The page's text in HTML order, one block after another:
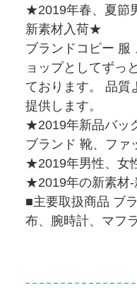
★2019年春、夏節
新素材入荷★
ブランドコピー 服
ョップとしてずっ
ております。 品質
提供します。
★2019年新品バッ
ブランド 靴、ファ
★2019年男性、女
★2019年の新素材-
■主要取扱商品 ブ
布、腕時計、マフ